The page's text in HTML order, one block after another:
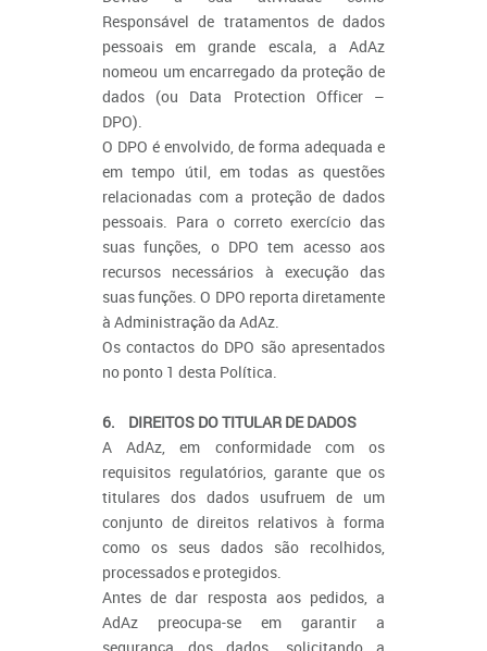
Responsável de tratamentos de dados
pessoais em grande escala, a AdAz
nomeou um encarregado da proteção de
dados (ou Data Protection Officer –
DPO).
O DPO é envolvido, de forma adequada e
em tempo útil, em todas as questões
relacionadas com a proteção de dados
pessoais. Para o correto exercício das
suas funções, o DPO tem acesso aos
recursos necessários à execução das
suas funções. O DPO reporta diretamente
à Administração da AdAz.
Os contactos do DPO são apresentados
no ponto 1 desta Política.
6. DIREITOS DO TITULAR DE DADOS
A AdAz, em conformidade com os
requisitos regulatórios, garante que os
titulares dos dados usufruem de um
conjunto de direitos relativos à forma
como os seus dados são recolhidos,
processados e protegidos.
Antes de dar resposta aos pedidos, a
AdAz preocupa-se em garantir a